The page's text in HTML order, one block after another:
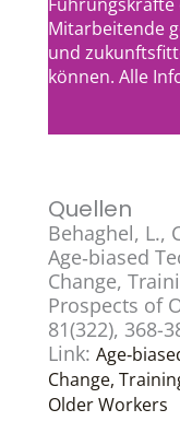
Mitarbeitende
und
können. Alle
Quellen
Behaghel, L.,
Age‐biased
Change,
Prospects of
81(322), 368-
Link:
Change,
Older Workers